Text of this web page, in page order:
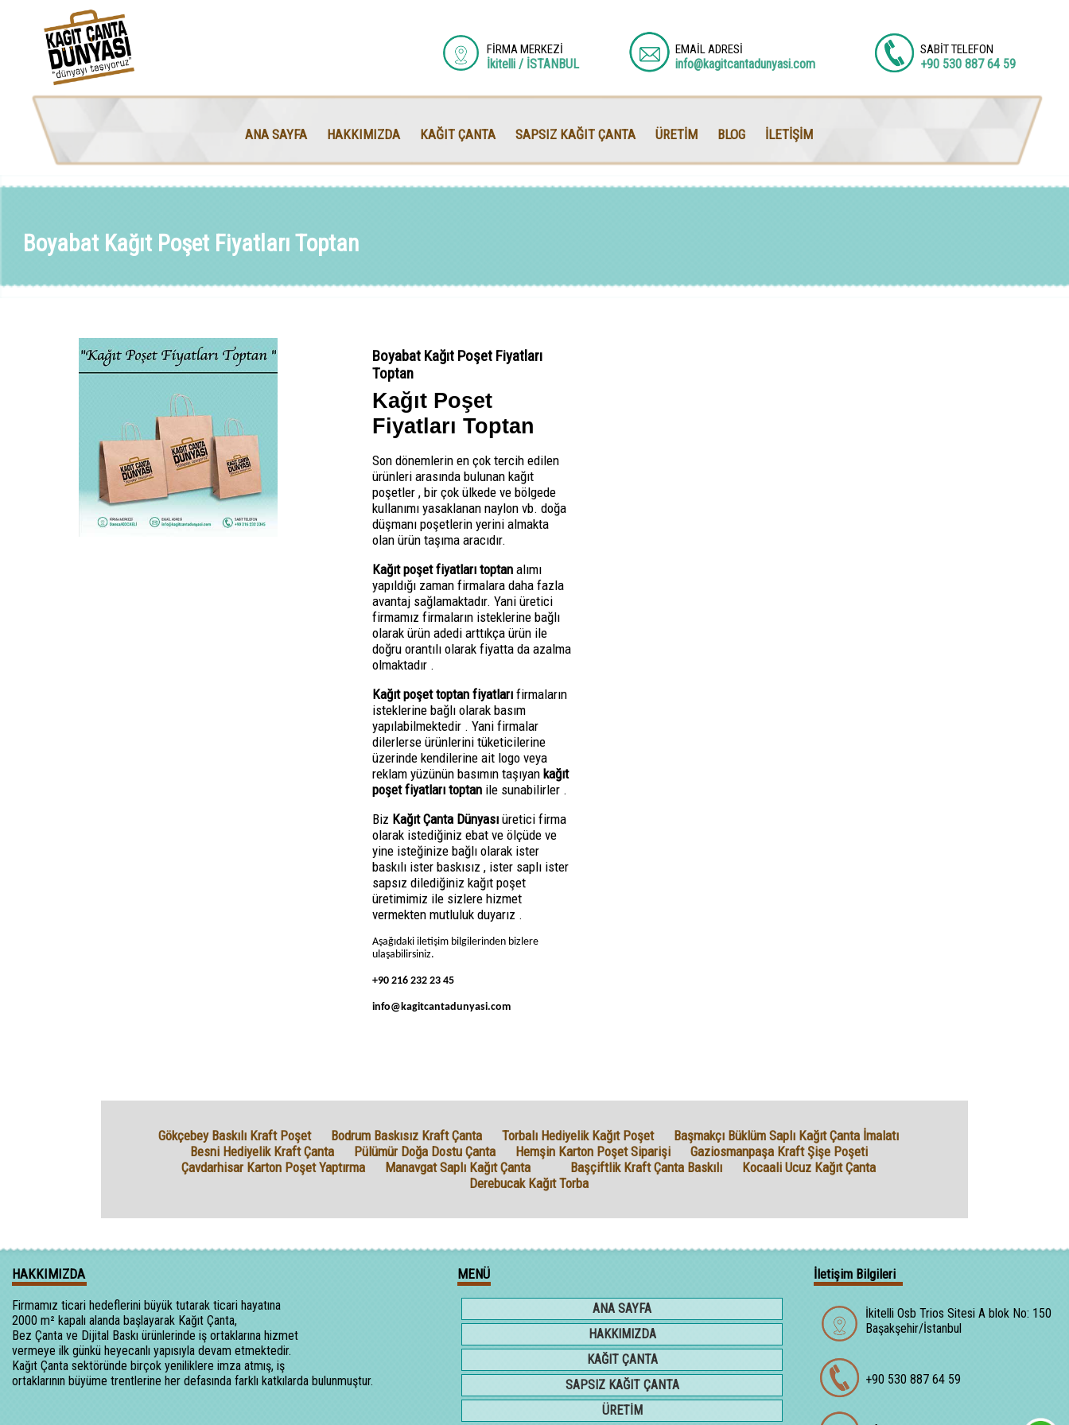
FİRMA MERKEZİ
İkitelli / İSTANBUL
EMAİL ADRESİ
info@kagitcantadunyasi.com
SABİT TELEFON
+90 530 887 64 59
ANA SAYFA HAKKIMIZDA KAĞIT ÇANTA SAPSIZ KAĞIT ÇANTA ÜRETİM BLOG İLETİŞİM
Boyabat Kağıt Poşet Fiyatları Toptan
Boyabat Kağıt Poşet Fiyatları
Toptan
Kağıt Poşet
Fiyatları Toptan
Son dönemlerin en çok tercih edilen
ürünleri arasında bulunan kağıt
poşetler , bir çok ülkede ve bölgede
kullanımı yasaklanan naylon vb. doğa
düşmanı poşetlerin yerini almakta
olan ürün taşıma aracıdır.
Kağıt poşet fiyatları toptan alımı
yapıldığı zaman firmalara daha fazla
avantaj sağlamaktadır. Yani üretici
firmamız firmaların isteklerine bağlı
olarak ürün adedi arttıkça ürün ile
doğru orantılı olarak fiyatta da azalma
olmaktadır .
Kağıt poşet toptan fiyatları firmaların
isteklerine bağlı olarak basım
yapılabilmektedir . Yani firmalar
dilerlerse ürünlerini tüketicilerine
üzerinde kendilerine ait logo veya
reklam yüzünün basımın taşıyan kağıt
poşet fiyatları toptan ile sunabilirler .
Biz Kağıt Çanta Dünyası üretici firma
olarak istediğiniz ebat ve ölçüde ve
yine isteğinize bağlı olarak ister
baskılı ister baskısız , ister saplı ister
sapsız dilediğiniz kağıt poşet
üretimimiz ile sizlere hizmet
vermekten mutluluk duyarız .
Aşağıdaki iletişim bilgilerinden bizlere
ulaşabilirsiniz.
+90 216 232 23 45
info@kagitcantadunyasi.com
Gökçebey Baskılı Kraft Poşet Bodrum Baskısız Kraft Çanta Torbalı Hediyelik Kağıt Poşet
Başmakçı Büklüm Saplı Kağıt Çanta İmalatı
Besni Hediyelik Kraft Çanta
Pülümür Doğa Dostu Çanta Hemşin Karton Poşet Siparişi
Gaziosmanpaşa Kraft Şişe Poşeti
Çavdarhisar Karton Poşet Yaptırma
Manavgat Saplı Kağıt Çanta Başçiftlik Kraft Çanta Baskılı
Kocaali Ucuz Kağıt Çanta
Derebucak Kağıt Torba
HAKKIMIZDA
Firmamız ticari hedeflerini büyük tutarak ticari hayatına
2000 m² kapalı alanda başlayarak Kağıt Çanta,
Bez Çanta ve Dijital Baskı ürünlerinde iş ortaklarına hizmet
vermeye ilk günkü heyecanlı yapısıyla devam etmektedir.
Kağıt Çanta sektöründe birçok yeniliklere imza atmış, iş
ortaklarının büyüme trentlerine her defasında farklı katkılarda bulunmuştur.
MENÜ
ANA SAYFA
HAKKIMIZDA
KAĞIT ÇANTA
SAPSIZ KAĞIT ÇANTA
ÜRETİM
İletişim Bilgileri
İkitelli Osb Trios Sitesi A blok No: 150
Başakşehir/İstanbul
+90 530 887 64 59